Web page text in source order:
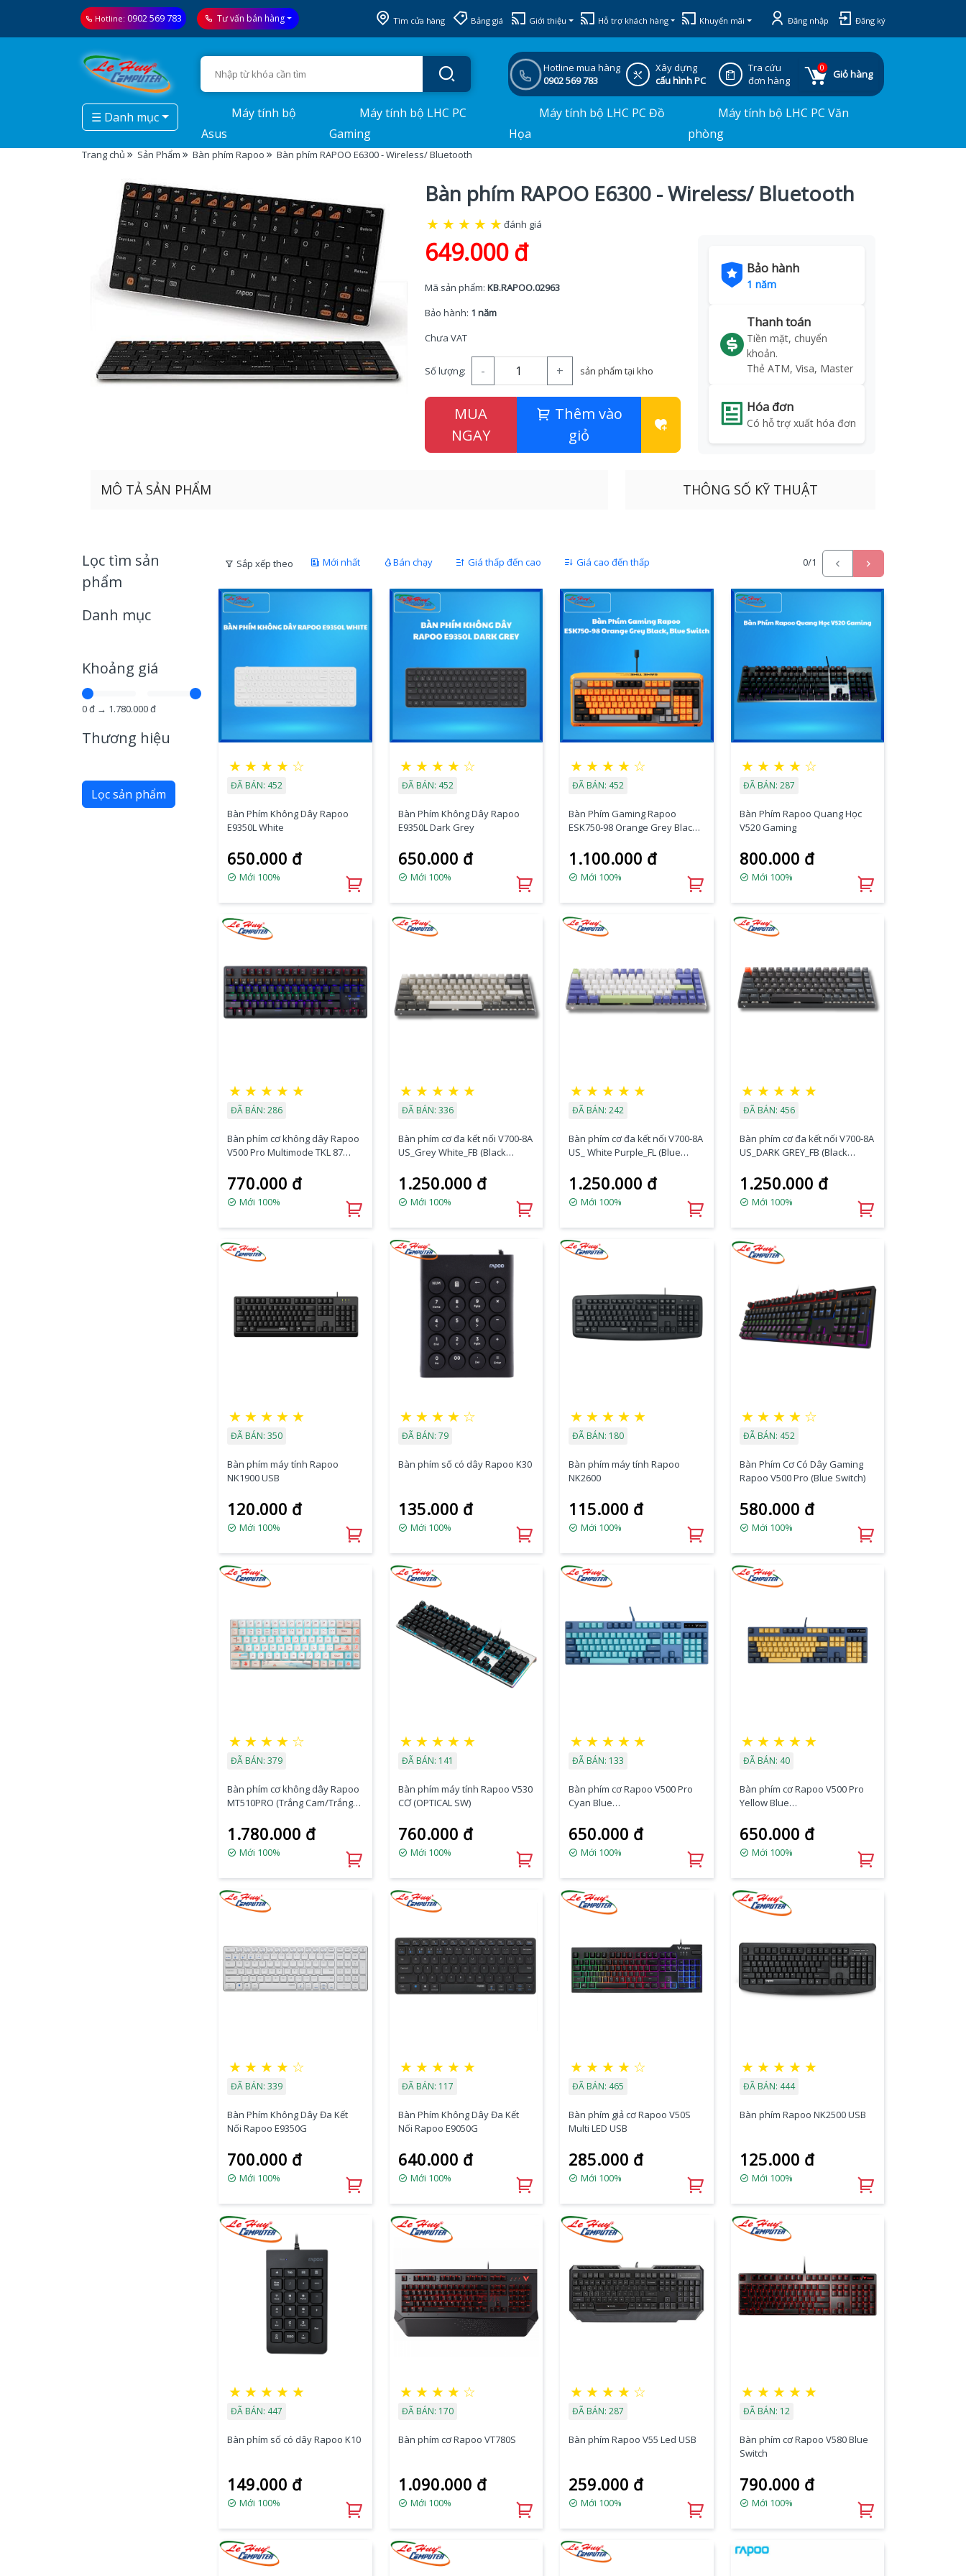
Hotline: 0902 569 783 Tư vấn bán hàng Tìm cửa hàng Bảng giá Giới thiệu Hỗ trợ khách hàng Khuyến mãi Đăng nhập Đăng ký
Hotline mua hàng
0902 569 783
Xây dựng
cấu hình PC
Tra cứu
đơn hàng
0
Giỏ hàng
☰ Danh mục
Máy tính bộ
Asus
Máy tính bộ LHC PC
Gaming
Máy tính bộ LHC PC Đồ
Họa
Máy tính bộ LHC PC Văn
phòng
Trang chủ Sản Phẩm Bàn phím Rapoo Bàn phím RAPOO E6300 - Wireless/ Bluetooth
Bàn phím RAPOO E6300 - Wireless/ Bluetooth
★ ★ ★ ★ ★đánh giá
649.000 đ
Mã sản phẩm: KB.RAPOO.02963
Bảo hành: 1 năm
Chưa VAT
Số lượng: - + sản phẩm tại kho
MUA
NGAY
Thêm vào
giỏ
Bảo hành
1 năm
Thanh toán
Tiền mặt, chuyển
khoản.
Thẻ ATM, Visa, Master
Hóa đơn
Có hỗ trợ xuất hóa đơn
MÔ TẢ SẢN PHẨM THÔNG SỐ KỸ THUẬT
Lọc tìm sản
phẩm
Danh mục
Khoảng giá
0đ → 1.780.000đ
Thương hiệu
Lọc sản phẩm
Sắp xếp theo Mới nhất Bán chạy Giá thấp đến cao Giá cao đến thấp 0/1
★ ★ ★ ★ ☆
ĐÃ BÁN: 452
Bàn Phím Không Dây Rapoo
E9350L White
650.000 đ
Mới 100%
★ ★ ★ ★ ☆
ĐÃ BÁN: 452
Bàn Phím Không Dây Rapoo
E9350L Dark Grey
650.000 đ
Mới 100%
★ ★ ★ ★ ☆
ĐÃ BÁN: 452
Bàn Phím Gaming Rapoo
ESK750-98 Orange Grey Black,
1.100.000 đ
Mới 100%
★ ★ ★ ★ ☆
ĐÃ BÁN: 287
Bàn Phím Rapoo Quang Học
V520 Gaming
800.000 đ
Mới 100%
★ ★ ★ ★ ★
ĐÃ BÁN: 286
Bàn phím cơ không dây Rapoo
V500 Pro Multimode TKL 87
770.000 đ
Mới 100%
★ ★ ★ ★ ★
ĐÃ BÁN: 336
Bàn phím cơ đa kết nối V700-8A
US_Grey White_FB (Black
1.250.000 đ
Mới 100%
★ ★ ★ ★ ★
ĐÃ BÁN: 242
Bàn phím cơ đa kết nối V700-8A
US_ White Purple_FL (Blue
1.250.000 đ
Mới 100%
★ ★ ★ ★ ★
ĐÃ BÁN: 456
Bàn phím cơ đa kết nối V700-8A
US_DARK GREY_FB (Black
1.250.000 đ
Mới 100%
★ ★ ★ ★ ★
ĐÃ BÁN: 350
Bàn phím máy tính Rapoo
NK1900 USB
120.000 đ
Mới 100%
★ ★ ★ ★ ☆
ĐÃ BÁN: 79
Bàn phím số có dây Rapoo K30
135.000 đ
Mới 100%
★ ★ ★ ★ ★
ĐÃ BÁN: 180
Bàn phím máy tính Rapoo
NK2600
115.000 đ
Mới 100%
★ ★ ★ ★ ☆
ĐÃ BÁN: 452
Bàn Phím Cơ Có Dây Gaming
Rapoo V500 Pro (Blue Switch)
580.000 đ
Mới 100%
★ ★ ★ ★ ☆
ĐÃ BÁN: 379
Bàn phím cơ không dây Rapoo
MT510PRO (Trắng Cam/Trắng
1.780.000 đ
Mới 100%
★ ★ ★ ★ ★
ĐÃ BÁN: 141
Bàn phím máy tính Rapoo V530
CƠ (OPTICAL SW)
760.000 đ
Mới 100%
★ ★ ★ ★ ★
ĐÃ BÁN: 133
Bàn phím cơ Rapoo V500 Pro
Cyan Blue
650.000 đ
Mới 100%
★ ★ ★ ★ ★
ĐÃ BÁN: 40
Bàn phím cơ Rapoo V500 Pro
Yellow Blue
650.000 đ
Mới 100%
★ ★ ★ ★ ☆
ĐÃ BÁN: 339
Bàn Phím Không Dây Đa Kết
Nối Rapoo E9350G
700.000 đ
Mới 100%
★ ★ ★ ★ ★
ĐÃ BÁN: 117
Bàn Phím Không Dây Đa Kết
Nối Rapoo E9050G
640.000 đ
Mới 100%
★ ★ ★ ★ ☆
ĐÃ BÁN: 465
Bàn phím giả cơ Rapoo V50S
Multi LED USB
285.000 đ
Mới 100%
★ ★ ★ ★ ★
ĐÃ BÁN: 444
Bàn phím Rapoo NK2500 USB
125.000 đ
Mới 100%
★ ★ ★ ★ ★
ĐÃ BÁN: 447
Bàn phím số có dây Rapoo K10
149.000 đ
Mới 100%
★ ★ ★ ★ ☆
ĐÃ BÁN: 170
Bàn phím cơ Rapoo VT780S
1.090.000 đ
Mới 100%
★ ★ ★ ★ ☆
ĐÃ BÁN: 287
Bàn phím Rapoo V55 Led USB
259.000 đ
Mới 100%
★ ★ ★ ★ ★
ĐÃ BÁN: 12
Bàn phím cơ Rapoo V580 Blue
Switch
790.000 đ
Mới 100%